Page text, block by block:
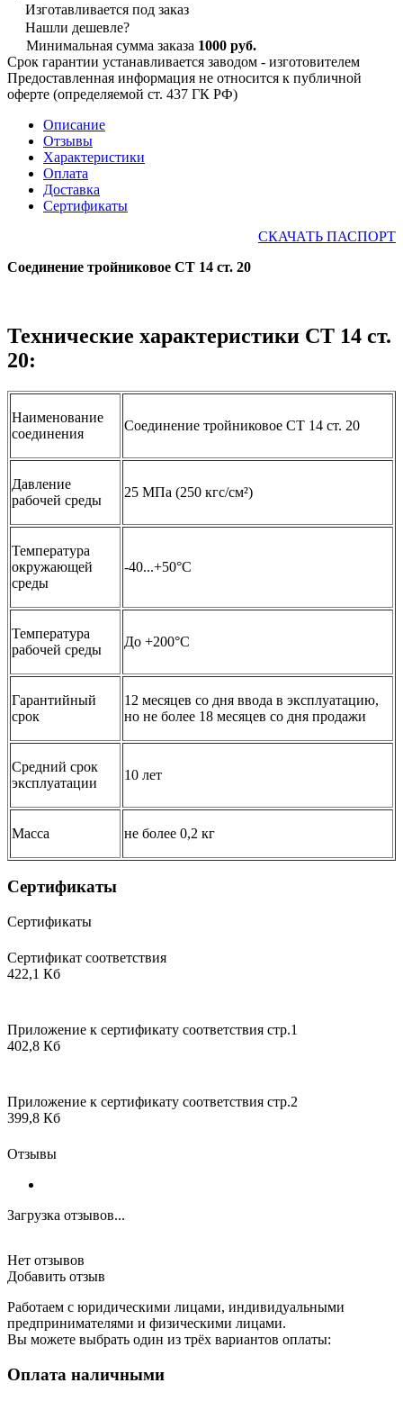
Изготавливается под заказ
Нашли дешевле?
Минимальная сумма заказа 1000 руб.
Срок гарантии устанавливается заводом - изготовителем
Предоставленная информация не относится к публичной
оферте (определяемой ст. 437 ГК РФ)
Описание
Отзывы
Характеристики
Оплата
Доставка
Сертификаты
СКАЧАТЬ ПАСПОРТ
Соединение тройниковое СТ 14 ст. 20
Технические характеристики СТ 14 ст.
20:
Наименование
соединения
Соединение тройниковое СТ 14 ст. 20
Давление
рабочей среды
25 МПа (250 кгс/см²)
Температура
окружающей
среды
-40...+50°С
Температура
рабочей среды
До +200°C
Гарантийный
срок
12 месяцев со дня ввода в эксплуатацию,
но не более 18 месяцев со дня продажи
Средний срок
эксплуатации
10 лет
Масса не более 0,2 кг
Сертификаты
Сертификаты
Сертификат соответствия
422,1 Кб
Приложение к сертификату соответствия стр.1
402,8 Кб
Приложение к сертификату соответствия стр.2
399,8 Кб
Отзывы
Загрузка отзывов...
Нет отзывов
Добавить отзыв
Работаем с юридическими лицами, индивидуальными
предпринимателями и физическими лицами.
Вы можете выбрать один из трёх вариантов оплаты:
Оплата наличными